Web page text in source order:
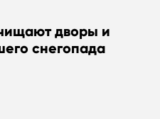
дворы и
снегопада